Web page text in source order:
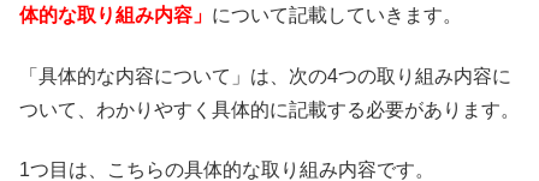
体的な取り組み内容」 について記載していきます。
「具体的な内容について」は、次の4つの取り組み内容に
ついて、わかりやすく具体的に記載する必要があります。
1つ目は、こちらの具体的な取り組み内容です。